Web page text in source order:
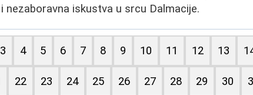
nezaboravna iskustva u srcu Dalmacije.
3 4 5 6 7 8 9 10 11 12 13
22 23 24 25 26 27 28 29 30